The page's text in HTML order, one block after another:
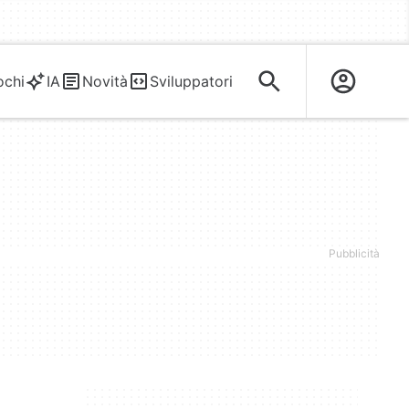
IA Novità Sviluppatori